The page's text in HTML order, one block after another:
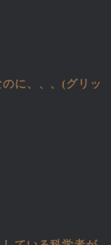
に、、、(グリッ